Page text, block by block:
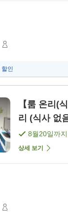
할인
【룸 온리(
리 (식사 없
8월20일까
상세 보기